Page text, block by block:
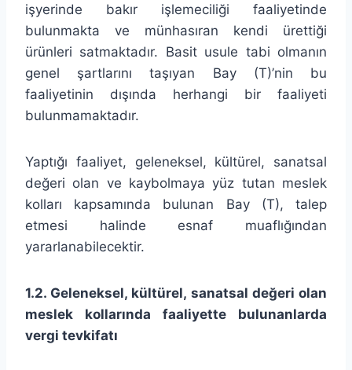
işyerinde bakır işlemeciliği faaliyetinde
bulunmakta ve münhasıran kendi ürettiği
ürünleri satmaktadır. Basit usule tabi olmanın
genel şartlarını taşıyan Bay (T)’nin bu
faaliyetinin dışında herhangi bir faaliyeti
bulunmamaktadır.
Yaptığı faaliyet, geleneksel, kültürel, sanatsal
değeri olan ve kaybolmaya yüz tutan meslek
kolları kapsamında bulunan Bay (T), talep
etmesi halinde esnaf muaflığından
yararlanabilecektir.
1.2. Geleneksel, kültürel, sanatsal değeri olan
meslek kollarında faaliyette bulunanlarda
vergi tevkifatı